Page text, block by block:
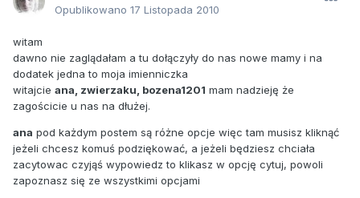
Opublikowano 17 Listopada 2010
witam
dawno nie zaglądałam a tu dołączyły do nas nowe mamy i na
dodatek jedna to moja imienniczka
witajcie ana, zwierzaku, bozena1201 mam nadzieję że
zagościcie u nas na dłużej.
ana pod każdym postem są różne opcje więc tam musisz kliknąć
jeżeli chcesz komuś podziękować, a jeżeli będziesz chciała
zacytowac czyjąś wypowiedz to klikasz w opcję cytuj, powoli
zapoznasz się ze wszystkimi opcjami